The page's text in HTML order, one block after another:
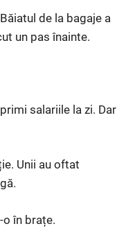
de la bagaje a
un pas înainte.
salariile la zi. Dar
Unii au oftat
o în brațe.